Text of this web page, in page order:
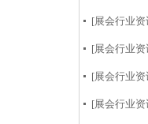
[展会行业资
[展会行业资
[展会行业资
[展会行业资